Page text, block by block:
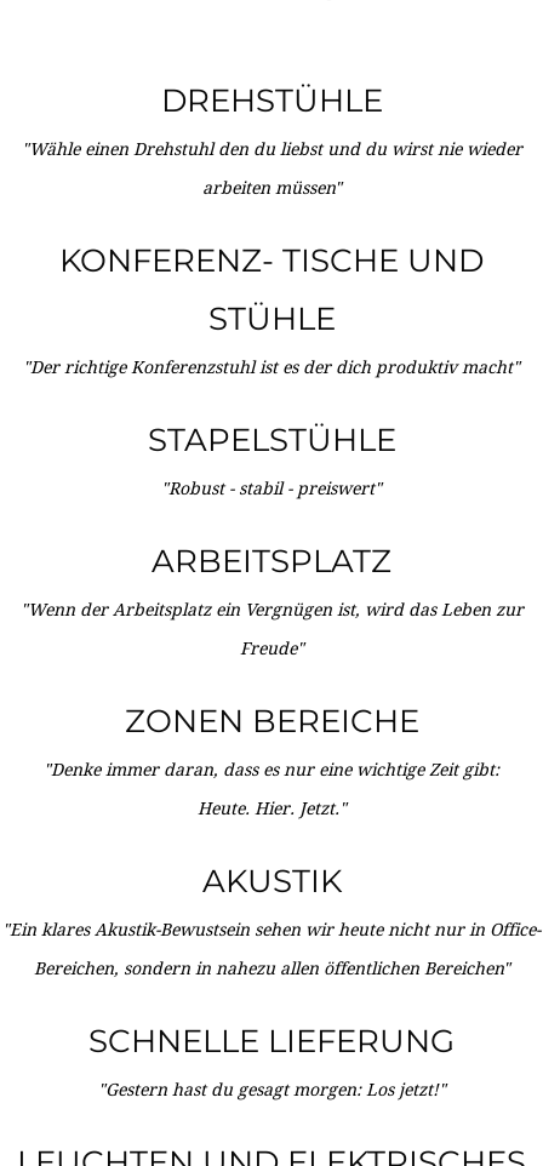
DREHSTÜHLE
"Wähle einen Drehstuhl den du liebst und du wirst nie wieder
arbeiten müssen"
KONFERENZ- TISCHE UND
STÜHLE
"Der richtige Konferenzstuhl ist es der dich produktiv macht"
STAPELSTÜHLE
"Robust - stabil - preiswert"
ARBEITSPLATZ
"Wenn der Arbeitsplatz ein Vergnügen ist, wird das Leben zur
Freude"
ZONEN BEREICHE
"Denke immer daran, dass es nur eine wichtige Zeit gibt:
Heute. Hier. Jetzt."
AKUSTIK
"Ein klares Akustik-Bewustsein sehen wir heute nicht nur in Office-
Bereichen, sondern in nahezu allen öffentlichen Bereichen"
SCHNELLE LIEFERUNG
"Gestern hast du gesagt morgen: Los jetzt!"